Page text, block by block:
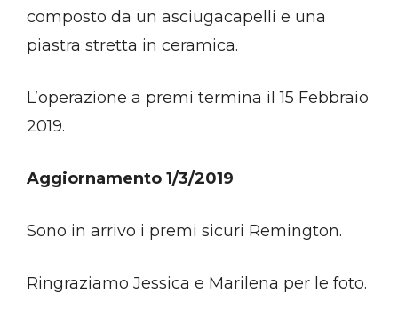
composto da un asciugacapelli e una
piastra stretta in ceramica.
L’operazione a premi termina il 15 Febbraio
2019.
Aggiornamento 1/3/2019
Sono in arrivo i premi sicuri Remington.
Ringraziamo Jessica e Marilena per le foto.